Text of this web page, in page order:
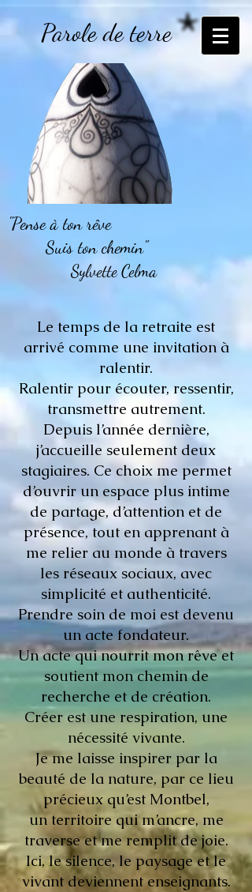
Parole de terre
"Pense à ton rêve
Suis ton chemin"
Sylvette Celma
Le temps de la retraite est
arrivé comme une invitation à
ralentir.
Ralentir pour écouter, ressentir,
transmettre autrement.
Depuis l’année dernière,
j’accueille seulement deux
stagiaires. Ce choix me permet
d’ouvrir un espace plus intime
de partage, d’attention et de
présence, tout en apprenant à
me relier au monde à travers
les réseaux sociaux, avec
simplicité et authenticité.
Prendre soin de moi est devenu
un acte fondateur.
Un acte qui nourrit mon rêve et
soutient mon chemin de
recherche et de création.
Créer est une respiration, une
nécessité vivante.
Je me laisse inspirer par la
beauté de la nature, par ce lieu
précieux qu’est Montbel,
un territoire qui m’ancre, me
traverse et me remplit de joie.
Ici, le silence, le paysage et le
vivant deviennent enseignants.